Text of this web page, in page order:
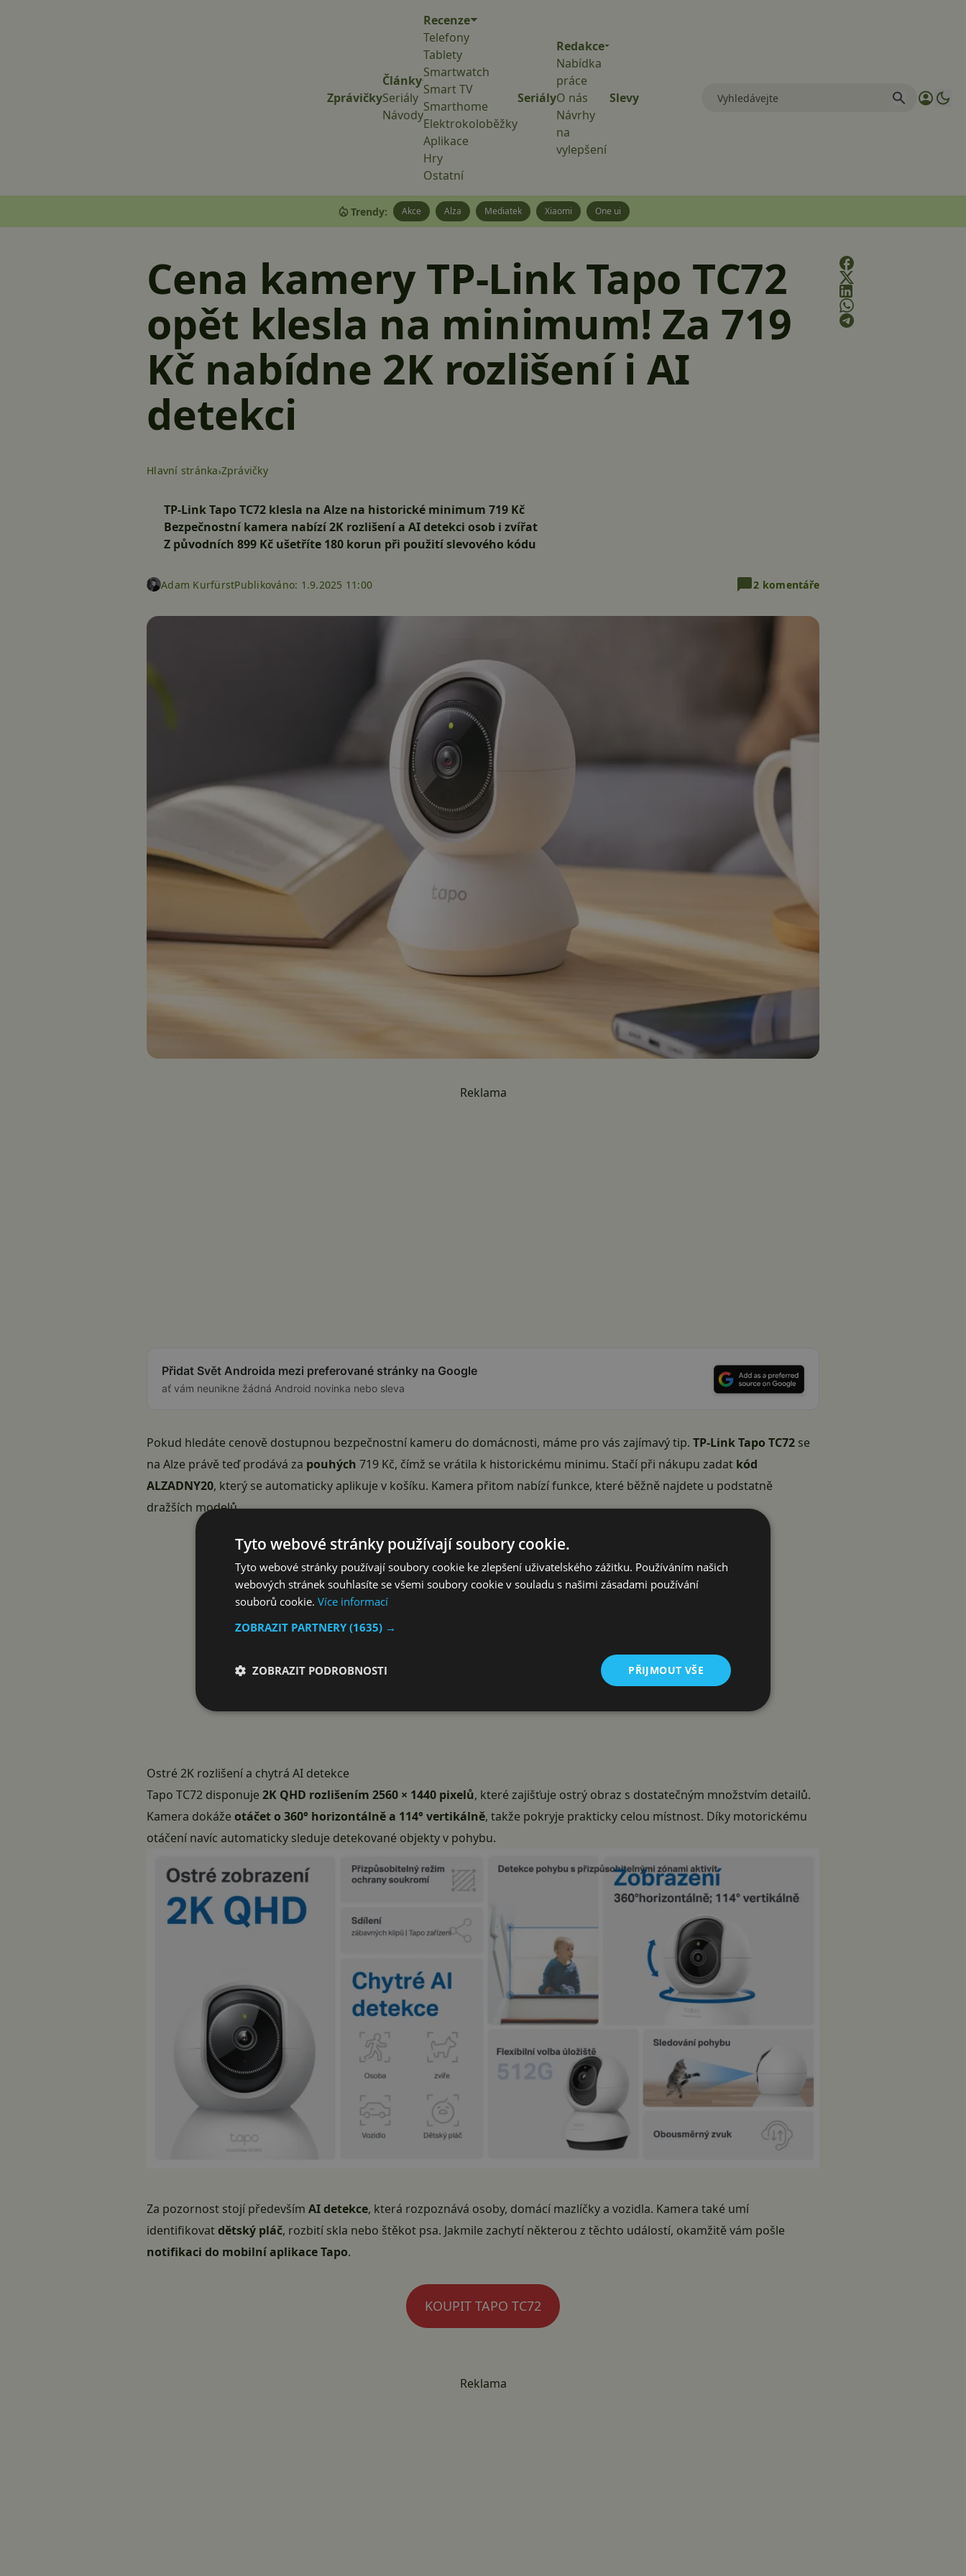
Zprávičky
Články
Seriály
Návody
Recenze
Telefony
Tablety
Smartwatch
Smart TV
Smarthome
Elektrokoloběžky
Aplikace
Hry
Ostatní
Seriály
Redakce
Nabídka
práce
O nás
Návrhy
na
vylepšení
Slevy
Trendy: Akce Alza Mediatek Xiaomi One ui
Cena kamery TP-Link Tapo TC72
opět klesla na minimum! Za 719
Kč nabídne 2K rozlišení i AI
detekci
Hlavní stránka Zprávičky
TP-Link Tapo TC72 klesla na Alze na historické minimum 719 Kč
Bezpečnostní kamera nabízí 2K rozlišení a AI detekci osob i zvířat
Z původních 899 Kč ušetříte 180 korun při použití slevového kódu
Adam KurfürstPublikováno: 1.9.2025 11:00 2 komentáře
Reklama
Přidat Svět Androida mezi preferované stránky na Google
ať vám neunikne žádná Android novinka nebo sleva
Pokud hledáte cenově dostupnou bezpečnostní kameru do domácnosti, máme pro vás zajímavý tip. TP-Link Tapo TC72 se
na Alze právě teď prodává za pouhých 719 Kč, čímž se vrátila k historickému minimu. Stačí při nákupu zadat kód
ALZADNY20, který se automaticky aplikuje v košíku. Kamera přitom nabízí funkce, které běžně najdete u podstatně
dražších modelů.
Ostré 2K rozlišení a chytrá AI detekce
Tapo TC72 disponuje2K QHD rozlišením 2560 × 1440 pixelů, které zajišťuje ostrý obraz s dostatečným množstvím detailů.
Kamera dokážeotáčet o 360° horizontálně a 114° vertikálně, takže pokryje prakticky celou místnost. Díky motorickému
otáčení navíc automaticky sleduje detekované objekty v pohybu.
Za pozornost stojí především AI detekce, která rozpoznává osoby, domácí mazlíčky a vozidla. Kamera také umí
identifikovatdětský pláč, rozbití skla nebo štěkot psa. Jakmile zachytí některou z těchto událostí, okamžitě vám pošle
notifikaci do mobilní aplikace Tapo.
KOUPIT TAPO TC72
Reklama
Tyto webové stránky používají soubory cookie.
Tyto webové stránky používají soubory cookie ke zlepšení uživatelského zážitku. Používáním našich
webových stránek souhlasíte se všemi soubory cookie v souladu s našimi zásadami používání
souborů cookie. Více informací
ZOBRAZIT PARTNERY(1635) →
PŘIJMOUT VŠE
ZOBRAZIT PODROBNOSTI